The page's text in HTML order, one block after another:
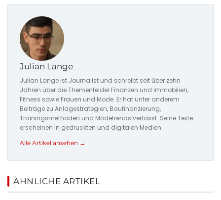
Julian Lange
Julian Lange ist Journalist und schreibt seit über zehn
Jahren über die Themenfelder Finanzen und Immobilien,
Fitness sowie Frauen und Mode. Er hat unter anderem
Beiträge zu Anlagestrategien, Baufinanzierung,
Trainingsmethoden und Modetrends verfasst. Seine Texte
erscheinen in gedruckten und digitalen Medien.
Alle Artikel ansehen →
ÄHNLICHE ARTIKEL